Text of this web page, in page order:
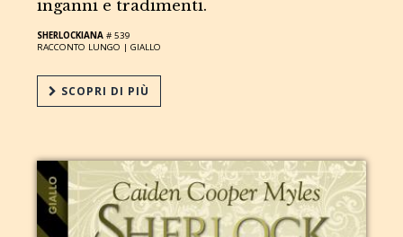
inganni e tradimenti.
SHERLOCKIANA # 539
RACCONTO LUNGO |GIALLO
SCOPRI DI PIÙ